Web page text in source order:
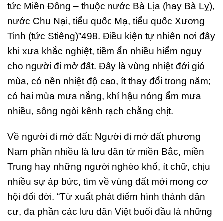
tức Miền Đông – thuộc nước Bà Lịa (hay Bà Lỵ),
nước Chu Nại, tiểu quốc Mạ, tiểu quốc Xương
Tinh (tức Stiêng)”498. Điều kiện tự nhiên nơi đây
khi xưa khắc nghiệt, tiềm ẩn nhiều hiểm nguy
cho người đi mở đất. Đây là vùng nhiệt đới gió
mùa, có nền nhiệt độ cao, ít thay đổi trong năm;
có hai mùa mưa nắng, khí hậu nóng ẩm mưa
nhiều, sông ngòi kênh rạch chằng chịt.
Về người đi mở đất: Người đi mở đất phương
Nam phần nhiều là lưu dân từ miền Bắc, miền
Trung hay những người nghèo khổ, ít chữ, chịu
nhiều sự áp bức, tìm về vùng đất mới mong cơ
hội đổi đời. “Từ xuất phát điểm hình thành dân
cư, đa phần các lưu dân Việt buổi đầu là những